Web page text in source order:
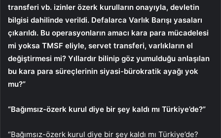
transferi vb. izinler özerk kurulların onayıyla, devletin
bilgisi dahilinde verildi. Defalarca Varlık Barışı yasaları
çıkarıldı. Bu operasyonların amacı kara para mücadelesi
mi yoksa TMSF eliyle, servet transferi, varlıkların el
değiştirmesi mi? Yıllardır bilinip göz yumulduğu anlaşılan
bu kara para süreçlerinin siyasi-bürokratik ayağı yok
mu?”
“Bağımsız-özerk kurul diye bir şey kaldı mı Türkiye’de?”
“Bağımsız-özerk kurul diye bir şey kaldı mı Türkiye’de?